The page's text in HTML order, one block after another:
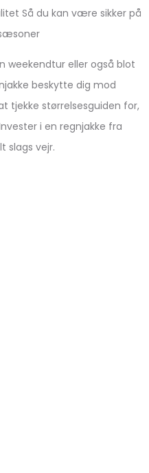
Så du kan være sikker på
weekendtur eller også blot
beskytte dig mod
tjekke størrelsesguiden for,
i en regnjakke fra
slags vejr.